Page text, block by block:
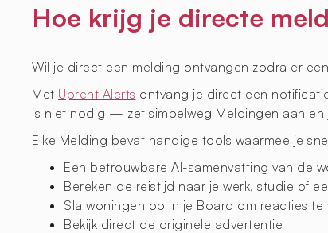
Hoe krijg je directe
Wil je direct een melding ontvangen zodra er
Met Uprent Alerts ontvang je direct een
is niet nodig — zet simpelweg Meldingen aan
Elke Melding bevat handige tools waarmee je
Een betrouwbare AI-samenvatting van de
Bereken de reistijd naar je werk, studie of
Sla woningen op in je Board om reacties
Bekijk direct de originele advertentie